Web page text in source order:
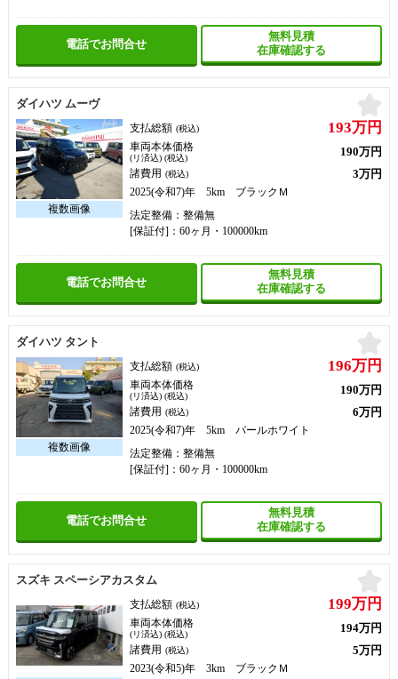
電話でお問合せ
無料見積
在庫確認する
ダイハツ ムーヴ
支払総額 (税込) 193万円
車両本体価格
(リ済込) (税込) 190万円
諸費用 (税込) 3万円
2025(令和7)年 5km ブラックＭ
法定整備：整備無
[保証付]：60ヶ月・100000km
電話でお問合せ
無料見積
在庫確認する
ダイハツ タント
支払総額 (税込) 196万円
車両本体価格
(リ済込) (税込) 190万円
諸費用 (税込) 6万円
2025(令和7)年 5km パールホワイト
法定整備：整備無
[保証付]：60ヶ月・100000km
電話でお問合せ
無料見積
在庫確認する
スズキ スペーシアカスタム
支払総額 (税込) 199万円
車両本体価格
(リ済込) (税込) 194万円
諸費用 (税込) 5万円
2023(令和5)年 3km ブラックＭ